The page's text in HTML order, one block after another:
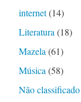
internet(14)
Literatura (18)
Mazela (61)
Música (58)
Não classificado